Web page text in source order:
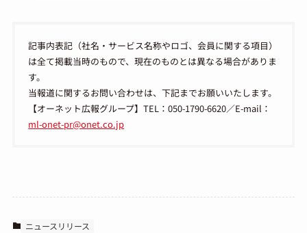
記事内表記（社名・サービス名称やロゴ、会員に関する項目）
は全て掲載当時のもので、現在のものとは異なる場合がありま
す。
当報道に関するお問い合わせは、下記までお願いいたします。
【オーネット広報グループ】TEL：050-1790-6620／E-mail：
ml-onet-pr@onet.co.jp
ニュースリリース